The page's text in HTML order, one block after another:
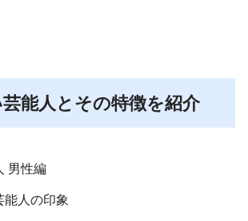
能人とその特徴を紹介
男性編
能人の印象